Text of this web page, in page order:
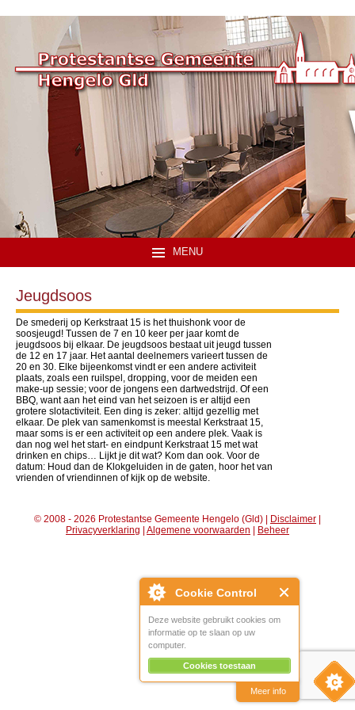
Cookie Control
Deze website gebruikt cookies om
informatie op te slaan op uw
computer.
Cookies toestaan
Meer info
MENU
Jeugdsoos
De smederij op Kerkstraat 15 is het thuishonk voor de
soosjeugd! Tussen de 7 en 10 keer per jaar komt de
jeugdsoos bij elkaar. De jeugdsoos bestaat uit jeugd tussen
de 12 en 17 jaar. Het aantal deelnemers varieert tussen de
20 en 30. Elke bijeenkomst vindt er een andere activiteit
plaats, zoals een ruilspel, dropping, voor de meiden een
make-up sessie; voor de jongens een dartwedstrijd. Of een
BBQ, want aan het eind van het seizoen is er altijd een
grotere slotactiviteit. Een ding is zeker: altijd gezellig met
elkaar. De plek van samenkomst is meestal Kerkstraat 15,
maar soms is er een activiteit op een andere plek. Vaak is
dan nog wel het start- en eindpunt Kerkstraat 15 met wat
drinken en chips… Lijkt je dit wat? Kom dan ook. Voor de
datum: Houd dan de Klokgeluiden in de gaten, hoor het van
vrienden of vriendinnen of kijk op de website.
© 2008 - 2026 Protestantse Gemeente Hengelo (Gld) | Disclaimer |
Privacyverklaring | Algemene voorwaarden | Beheer